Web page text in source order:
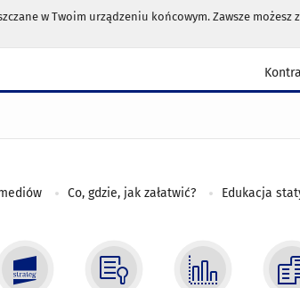
w Twoim urządzeniu końcowym. Zawsze możesz
Co, gdzie, jak załatwić? Edukacja